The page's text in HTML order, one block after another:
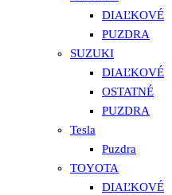
DIAĽKOVÉ
PUZDRA
SUZUKI
DIAĽKOVÉ
OSTATNÉ
PUZDRA
Tesla
Puzdra
TOYOTA
DIAĽKOVÉ